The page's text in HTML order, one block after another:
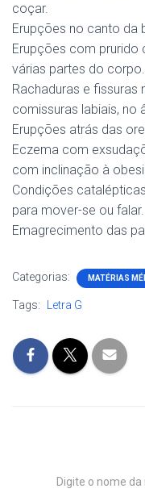
coçar.
Erupções no canto da
Erupções com prurido
várias partes do corpo.
Rachaduras e fissuras
comissuras labiais, no
Erupções atrás das
Eczema com
com inclinação à
Condições
para mover-se ou falar.
Emagrecimento das
Categorias: MATÉRIAS
Tags: Letra G